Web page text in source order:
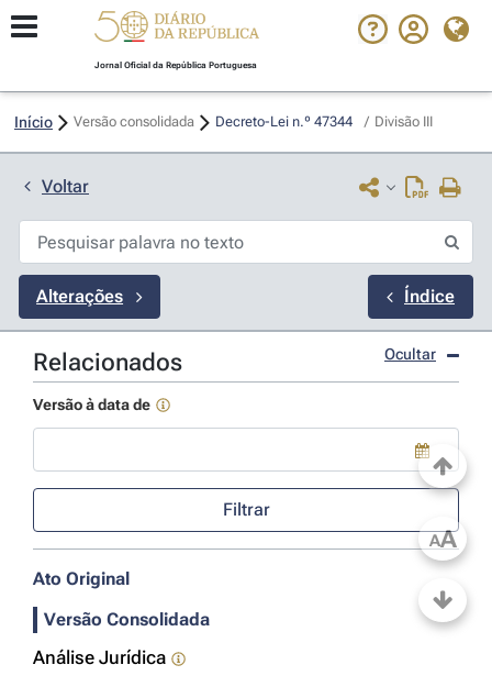
Jornal Oficial da República Portuguesa
Início Versão consolidada Decreto-Lei n.º 47344 / Divisão III
Voltar
Alterações Índice
Relacionados Ocultar
Versão à data de
Use a tecla de seta para baixo para abrir o calendário; Use as
Filtrar
Ato Original
Versão Consolidada
Análise Jurídica
AA